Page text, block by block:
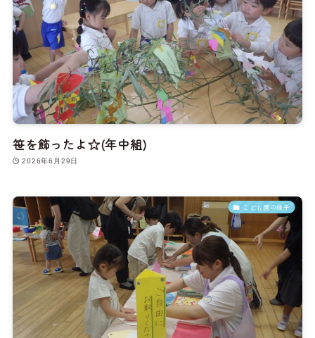
笹を飾ったよ☆(年中組)
2026年6月29日
こども園の様子